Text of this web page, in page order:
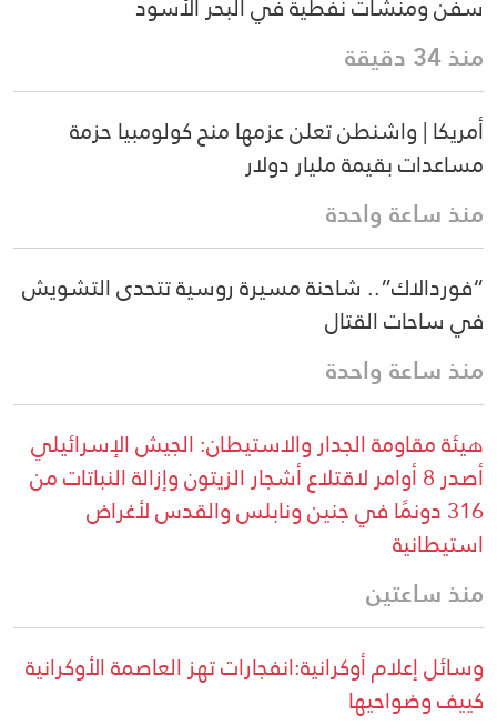
منذ 34 دقيقة
أمريكا | واشنطن تعلن عزمها منح كولومبيا حزمة
مساعدات بقيمة مليار دولار
منذ ساعة واحدة
“فوردالاك”.. شاحنة مسيرة روسية تتحدى التشويش
في ساحات القتال
منذ ساعة واحدة
هيئة مقاومة الجدار والاستيطان: الجيش الإسرائيلي
أصدر 8 أوامر لاقتلاع أشجار الزيتون وإزالة النباتات من
316 دونمًا في جنين ونابلس والقدس لأغراض
استيطانية
منذ ساعتين
وسائل إعلام أوكرانية:انفجارات تهز العاصمة الأوكرانية
كييف وضواحيها